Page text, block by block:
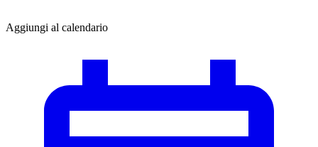
Aggiungi al calendario